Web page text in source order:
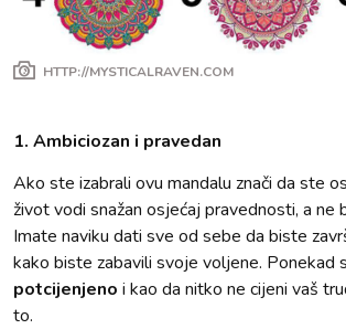
HTTP://MYSTICALRAVEN.COM
1. Ambiciozan i pravedan
Ako ste izabrali ovu mandalu znači da ste
život vodi snažan osjećaj pravednosti, a ne
Imate naviku dati sve od sebe da biste
kako biste zabavili svoje voljene. Ponekad
potcijenjeno i kao da nitko ne cijeni vaš
to.